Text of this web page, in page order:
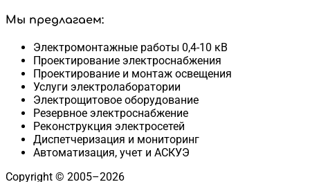
Мы предлагаем:
Электромонтажные работы 0,4-10 кВ
Проектирование электроснабжения
Проектирование и монтаж освещения
Услуги электролаборатории
Электрощитовое оборудование
Резервное электроснабжение
Реконструкция электросетей
Диспетчеризация и мониторинг
Автоматизация, учет и АСКУЭ
Copyright © 2005–2026